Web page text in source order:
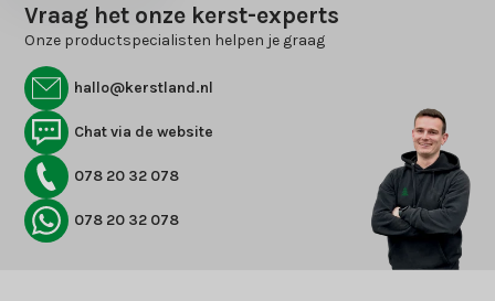
Vraag het onze kerst-experts
Onze productspecialisten helpen je graag
hallo@kerstland.nl
Chat via de website
078 20 32 078
078 20 32 078